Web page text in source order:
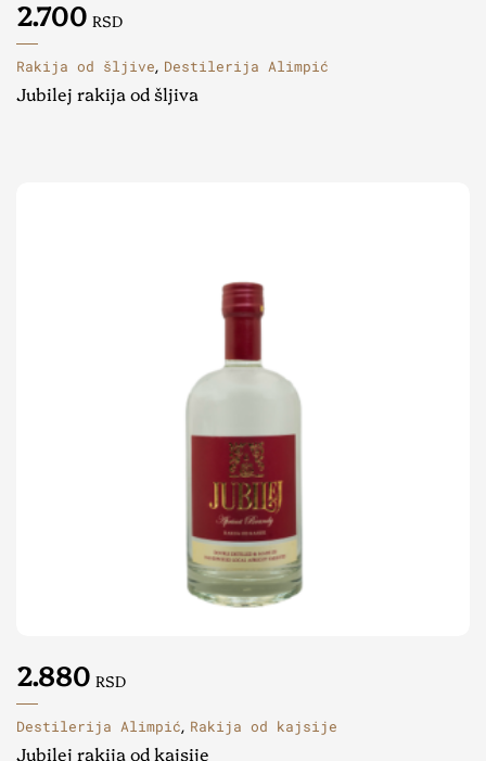
2.700 RSD
Rakija od šljive, Destilerija Alimpić
Jubilej rakija od šljiva
2.880 RSD
Destilerija Alimpić, Rakija od kajsije
Jubilej rakija od kajsije